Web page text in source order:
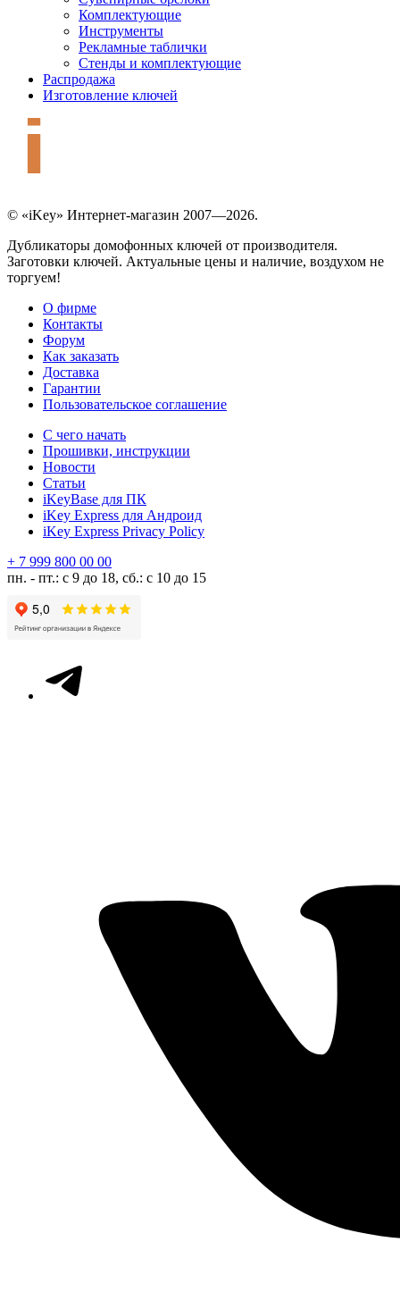
Комплектующие
Инструменты
Рекламные таблички
Стенды и комплектующие
Распродажа
Изготовление ключей
© «iKey» Интернет-магазин 2007—2026.
Дубликаторы домофонных ключей от производителя.
Заготовки ключей. Актуальные цены и наличие, воздухом не
торгуем!
О фирме
Контакты
Форум
Как заказать
Доставка
Гарантии
Пользовательское соглашение
С чего начать
Прошивки, инструкции
Новости
Статьи
iKeyBase для ПК
iKey Express для Андроид
iKey Express Privacy Policy
+ 7 999 800 00 00
пн. - пт.: с 9 до 18, сб.: с 10 до 15